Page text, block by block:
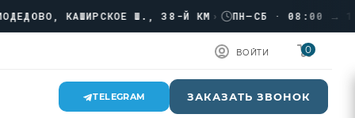
КАШИРСКОЕ Ш., 38-Й КМ› ПН–СБ · 08:00 → 17:00
ВОЙТИ 0
TELEGRAM ЗАКАЗАТЬ ЗВОНОК